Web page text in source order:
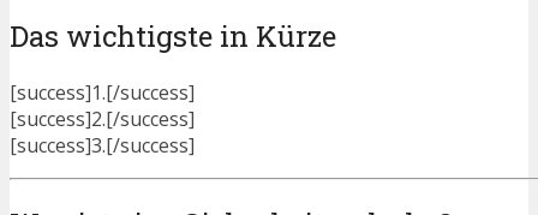
Das wichtigste in Kürze
[success]1.[/success]
[success]2.[/success]
[success]3.[/success]